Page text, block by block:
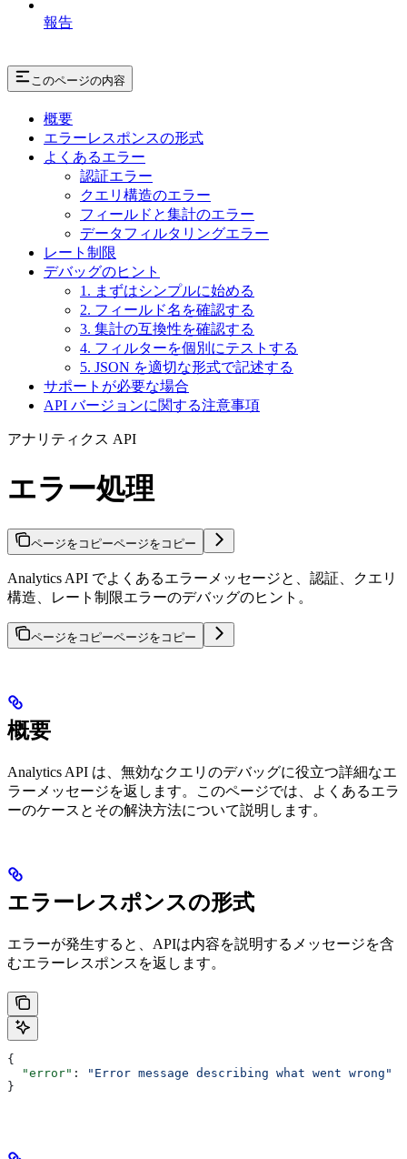
報告
このページの内容
概要
エラーレスポンスの形式
よくあるエラー
認証エラー
クエリ構造のエラー
フィールドと集計のエラー
データフィルタリングエラー
レート制限
デバッグのヒント
1. まずはシンプルに始める
2. フィールド名を確認する
3. 集計の互換性を確認する
4. フィルターを個別にテストする
5. JSON を適切な形式で記述する
サポートが必要な場合
API バージョンに関する注意事項
アナリティクス API
エラー処理
ページをコピーページをコピー
Analytics API でよくあるエラーメッセージと、認証、クエリ
構造、レート制限エラーのデバッグのヒント。
ページをコピーページをコピー
概要
Analytics API は、無効なクエリのデバッグに役立つ詳細なエ
ラーメッセージを返します。このページでは、よくあるエラ
ーのケースとその解決方法について説明します。
エラーレスポンスの形式
エラーが発生すると、APIは内容を説明するメッセージを含
むエラーレスポンスを返します。
{
  "error"
:
"Error message describing what went wrong"
}